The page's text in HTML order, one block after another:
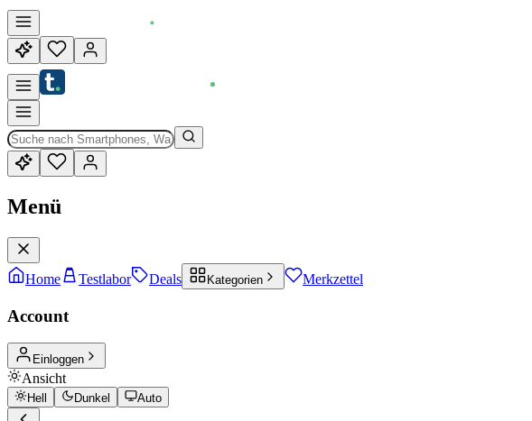
Menü
Home Testlabor Deals Kategorien Merkzettel
Account
Einloggen
Ansicht
Hell Dunkel Auto